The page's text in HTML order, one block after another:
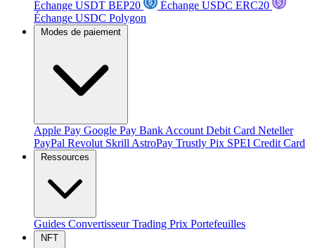
Échange USDT BEP20
Échange USDC ERC20
Échange USDC Polygon
Modes de paiement
Apple Pay Google Pay Bank Account Debit Card Neteller
PayPal Revolut Skrill AstroPay Trustly Pix SPEI Credit Card
Ressources
Guides ConvertisseurTrading Prix Portefeuilles
NFT